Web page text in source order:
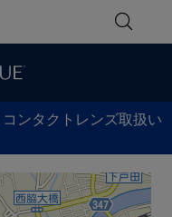
コンタクトレンズ取扱い